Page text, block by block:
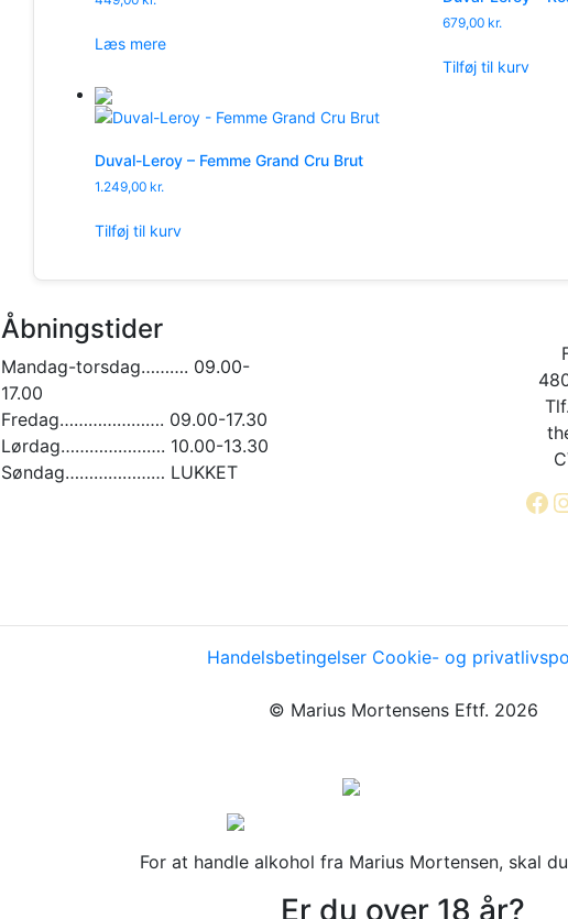
Læs mere
679,00 kr.
Tilføj til kurv
Duval-Leroy – Femme Grand Cru Brut
1.249,00 kr.
Tilføj til kurv
Åbningstider
Mandag-torsdag………. 09.00-
17.00
Fredag…………………. 09.00-17.30
Lørdag…………………. 10.00-13.30
Søndag………………… LUKKET
Handelsbetingelser Cookie- og
© Marius Mortensens Eftf. 2026
For at handle alkohol fra Marius Mortensen, skal
Er du over 18 år?